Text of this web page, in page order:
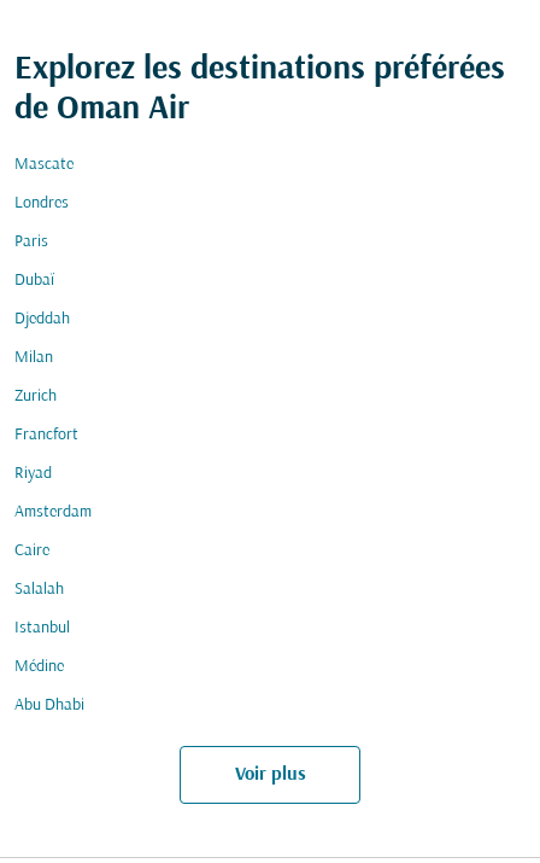
Explorez les destinations préférées
de Oman Air
Mascate
Londres
Paris
Dubaï
Djeddah
Milan
Zurich
Francfort
Riyad
Amsterdam
Caire
Salalah
Istanbul
Médine
Abu Dhabi
Voir plus